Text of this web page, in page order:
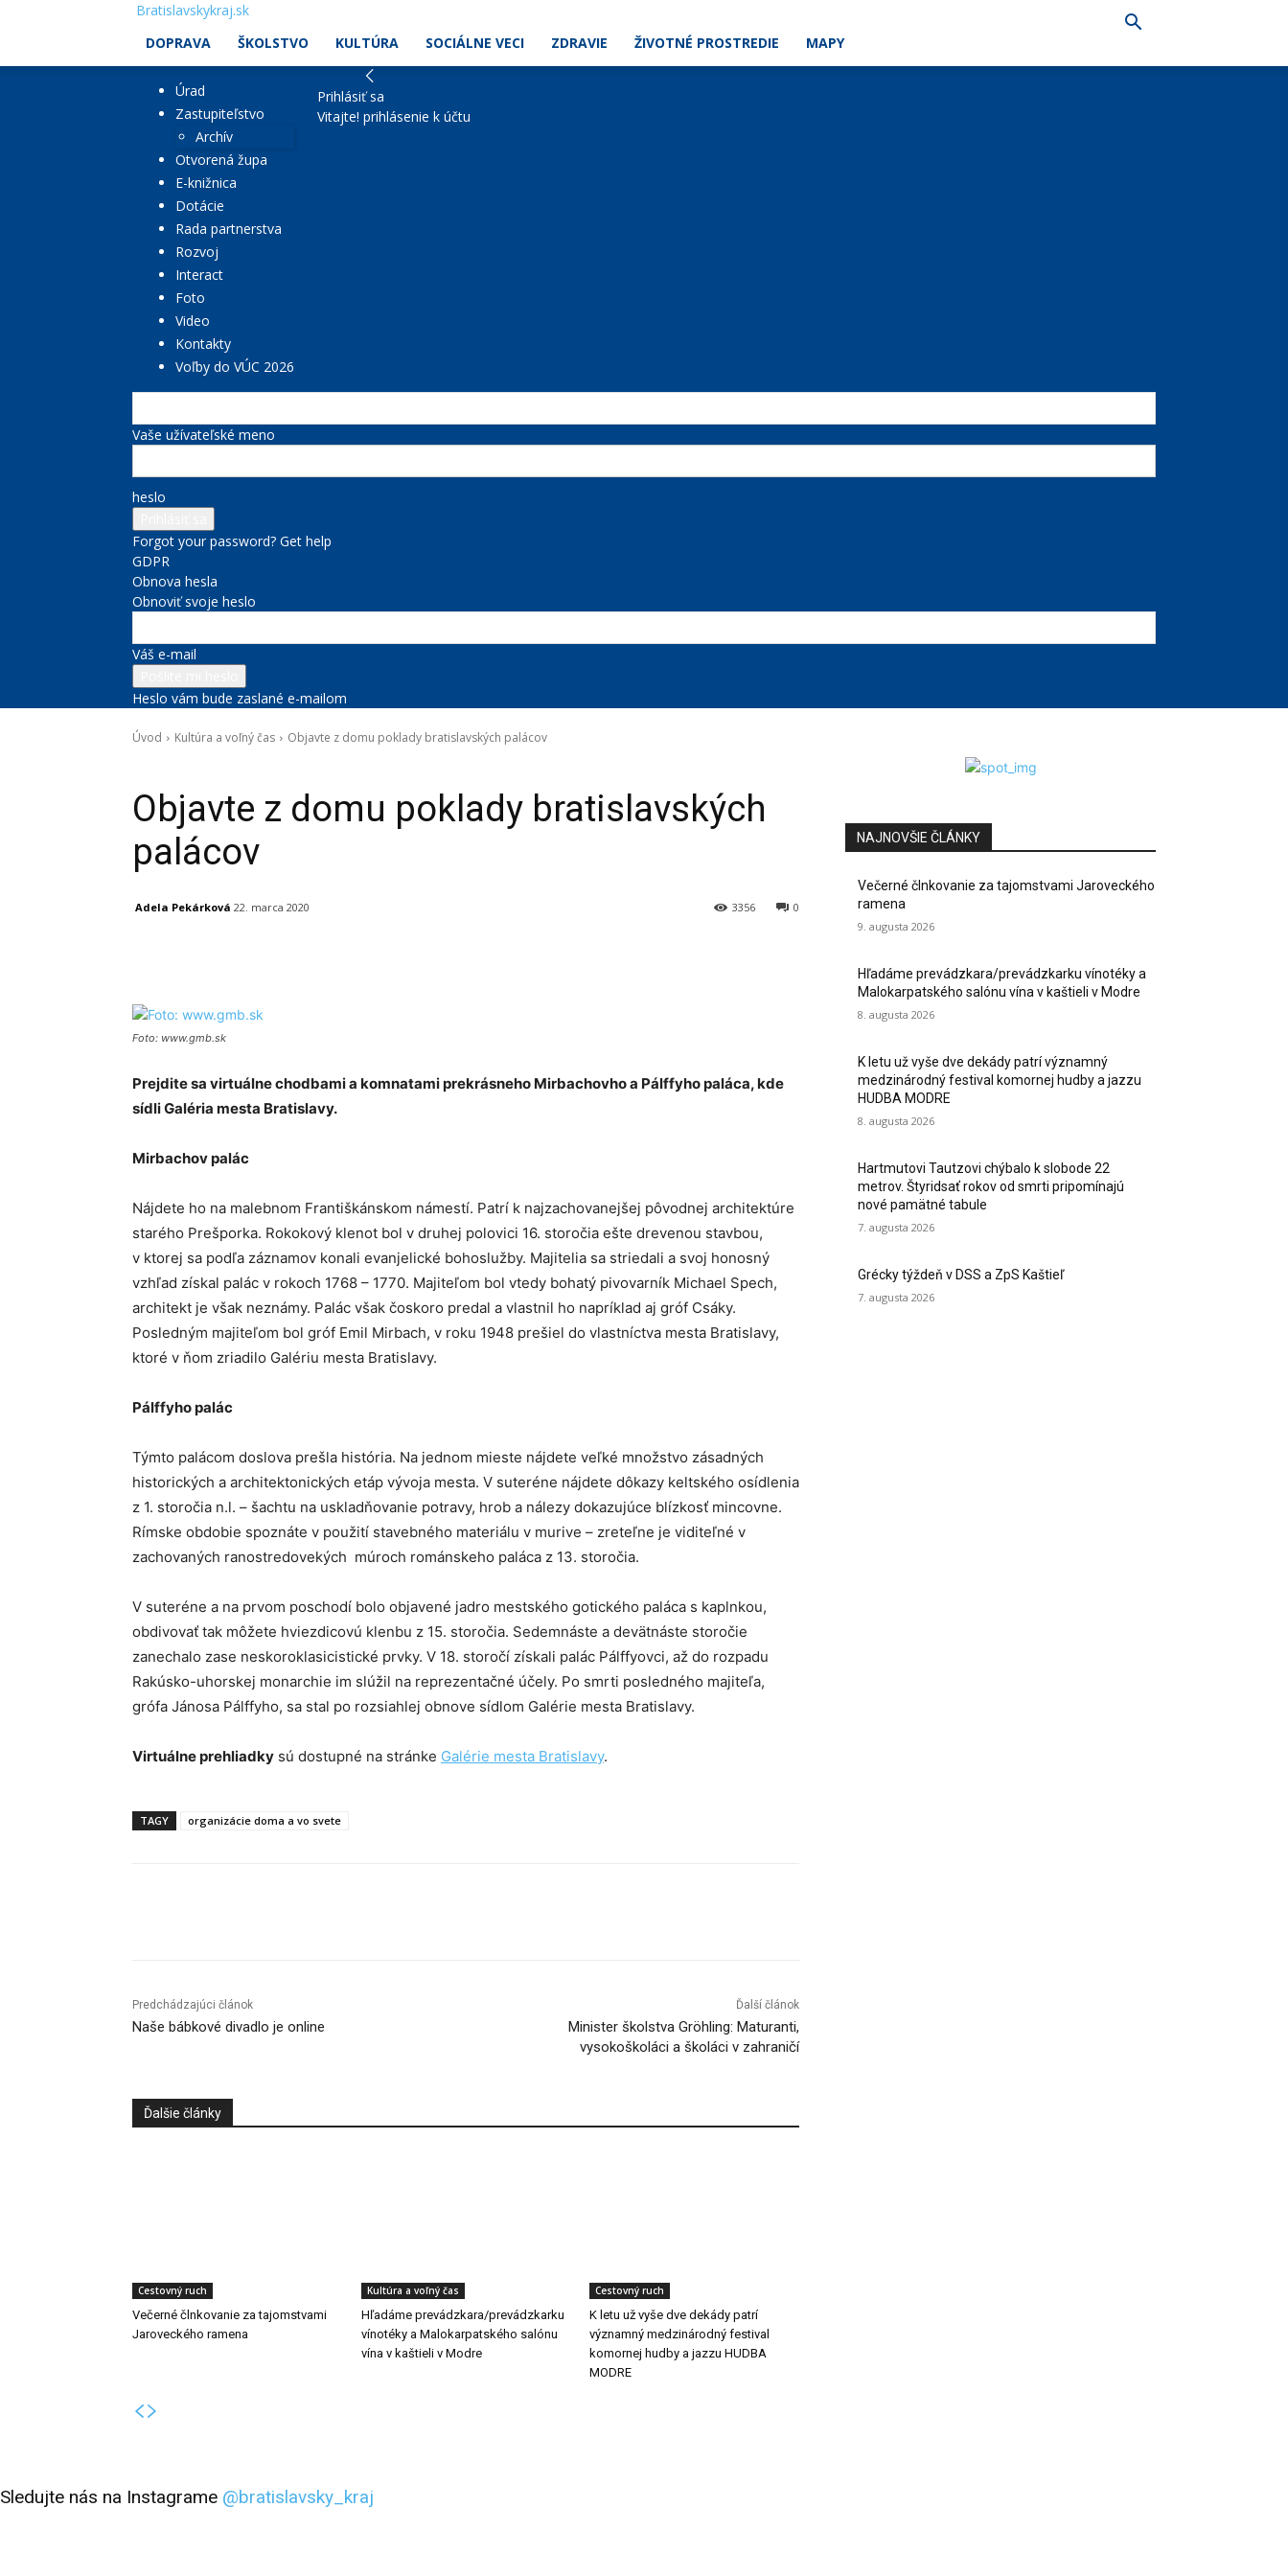
Bratislavskykraj.sk
DOPRAVA
ŠKOLSTVO KULTÚRA SOCIÁLNE VECI ZDRAVIE ŽIVOTNÉ PROSTREDIE MAPY
Úrad
Zastupiteľstvo
Archív
Otvorená župa
E-knižnica
Dotácie
Rada partnerstva
Rozvoj
Interact
Foto
Video
Kontakty
Voľby do VÚC 2026
Prihlásiť sa
Vitajte! prihlásenie k účtu
Vaše užívateľské meno
heslo
Forgot your password? Get help
GDPR
Obnova hesla
Obnoviť svoje heslo
Váš e-mail
Heslo vám bude zaslané e-mailom
Úvod Kultúra a voľný čas Objavte z domu poklady bratislavských palácov
Objavte z domu poklady bratislavských
palácov
Adela Pekárková 22. marca 2020 0
3356
Foto: www.gmb.sk
Prejdite sa virtuálne chodbami a komnatami prekrásneho Mirbachovho a Pálffyho paláca, kde
sídli Galéria mesta Bratislavy.
Mirbachov palác
Nájdete ho na malebnom Františkánskom námestí. Patrí k najzachovanejšej pôvodnej architektúre
starého Prešporka. Rokokový klenot bol v druhej polovici 16. storočia ešte drevenou stavbou,
v ktorej sa podľa záznamov konali evanjelické bohoslužby. Majitelia sa striedali a svoj honosný
vzhľad získal palác v rokoch 1768 – 1770. Majiteľom bol vtedy bohatý pivovarník Michael Spech,
architekt je však neznámy. Palác však čoskoro predal a vlastnil ho napríklad aj gróf Csáky.
Posledným majiteľom bol gróf Emil Mirbach, v roku 1948 prešiel do vlastníctva mesta Bratislavy,
ktoré v ňom zriadilo Galériu mesta Bratislavy.
Pálffyho palác
Týmto palácom doslova prešla história. Na jednom mieste nájdete veľké množstvo zásadných
historických a architektonických etáp vývoja mesta. V suteréne nájdete dôkazy keltského osídlenia
z 1. storočia n.l. – šachtu na uskladňovanie potravy, hrob a nálezy dokazujúce blízkosť mincovne.
Rímske obdobie spoznáte v použití stavebného materiálu v murive – zreteľne je viditeľné v
zachovaných ranostredovekých múroch románskeho paláca z 13. storočia.
V suteréne a na prvom poschodí bolo objavené jadro mestského gotického paláca s kaplnkou,
obdivovať tak môžete hviezdicovú klenbu z 15. storočia. Sedemnáste a devätnáste storočie
zanechalo zase neskoroklasicistické prvky. V 18. storočí získali palác Pálffyovci, až do rozpadu
Rakúsko-uhorskej monarchie im slúžil na reprezentačné účely. Po smrti posledného majiteľa,
grófa Jánosa Pálffyho, sa stal po rozsiahlej obnove sídlom Galérie mesta Bratislavy.
Virtuálne prehliadky sú dostupné na stránke Galérie mesta Bratislavy.
TAGY organizácie doma a vo svete
Predchádzajúci článok
Naše bábkové divadlo je online
Ďalší článok
Minister školstva Gröhling: Maturanti,
vysokoškoláci a školáci v zahraničí
Ďalšie články
Cestovný ruch
Večerné člnkovanie za tajomstvami
Jaroveckého ramena
Kultúra a voľný čas
Hľadáme prevádzkara/prevádzkarku
vínotéky a Malokarpatského salónu
vína v kaštieli v Modre
Cestovný ruch
K letu už vyše dve dekády patrí
významný medzinárodný festival
komornej hudby a jazzu HUDBA
MODRE
NAJNOVŠIE ČLÁNKY
Večerné člnkovanie za tajomstvami Jaroveckého
ramena
9. augusta 2026
Hľadáme prevádzkara/prevádzkarku vínotéky a
Malokarpatského salónu vína v kaštieli v Modre
8. augusta 2026
K letu už vyše dve dekády patrí významný
medzinárodný festival komornej hudby a jazzu
HUDBA MODRE
8. augusta 2026
Hartmutovi Tautzovi chýbalo k slobode 22
metrov. Štyridsať rokov od smrti pripomínajú
nové pamätné tabule
7. augusta 2026
Grécky týždeň v DSS a ZpS Kaštieľ
7. augusta 2026
Sledujte nás na Instagrame @bratislavsky_kraj